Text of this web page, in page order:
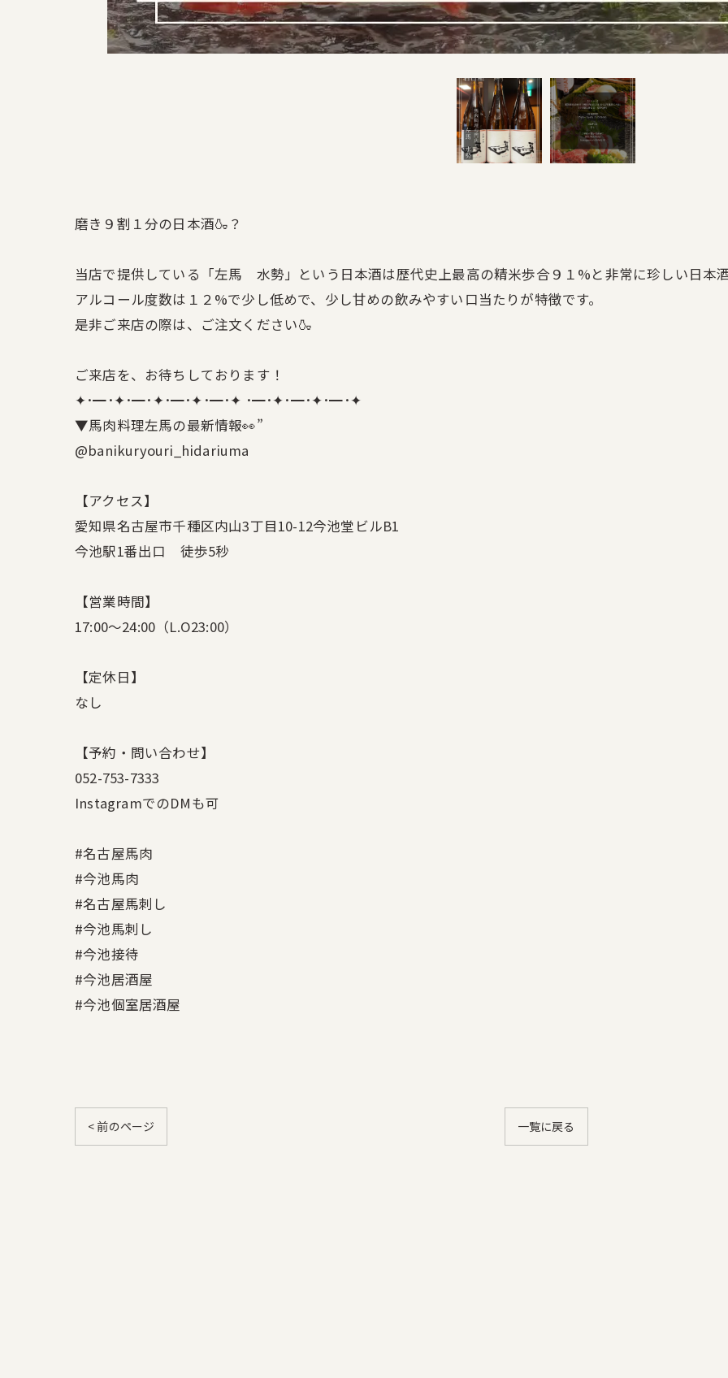
磨き９割１分の日本酒🍶？
当店で提供している「左馬 水勢」という日本酒は歴代史上最高の精米歩合９１%と非常に珍しい日本
アルコール度数は１２%で少し低めで、少し甘めの飲みやすい口当たりが特徴です。
是非ご来店の際は、ご注文ください🍶
ご来店を、お待ちしております！
✦･━･✦･━･✦･━･✦･━･✦ ･━･✦･━･✦･━･✦
▼馬肉料理左馬の最新情報👀”
@banikuryouri_hidariuma
【アクセス】
愛知県名古屋市千種区内山3丁目10-12今池堂ビルB1
今池駅1番出口 徒歩5秒
【営業時間】
17:00〜24:00（L.O23:00）
【定休日】
なし
【予約・問い合わせ】
052-753-7333
InstagramでのDMも可
#名古屋馬肉
#今池馬肉
#名古屋馬刺し
#今池馬刺し
#今池接待
#今池居酒屋
#今池個室居酒屋
< 前のページ 一覧に戻る